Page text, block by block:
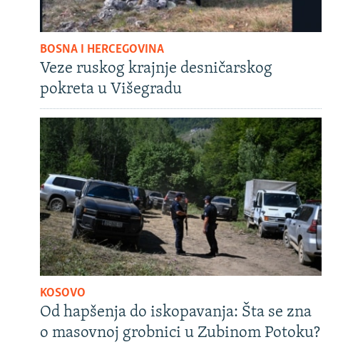
BOSNA I HERCEGOVINA
Veze ruskog krajnje desničarskog
pokreta u Višegradu
KOSOVO
Od hapšenja do iskopavanja: Šta se zna
o masovnoj grobnici u Zubinom Potoku?